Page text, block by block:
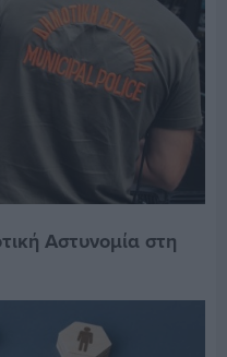
Αστυνομία στη